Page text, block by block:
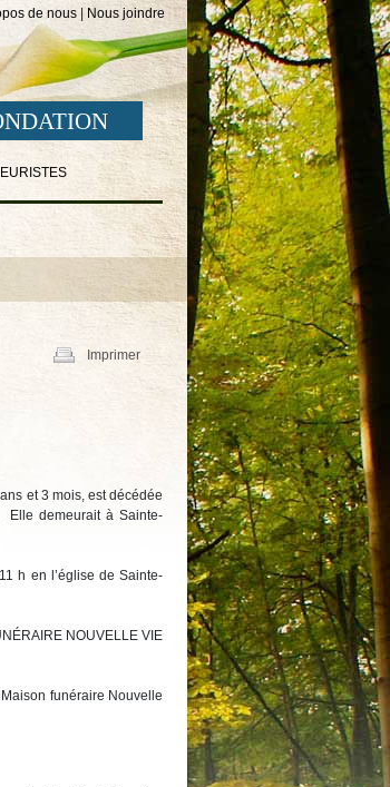
de nous Nous joindre
Imprimer
et 3 mois, est décédée
Elle demeurait à Sainte-
h en l’église de Sainte-
NOUVELLE VIE
funéraire Nouvelle